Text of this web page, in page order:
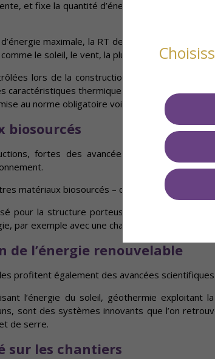
et fixe la quantité d’énergie maximale que
d’énergie maximale, la RT demande également
le soleil, le vent, la pluie… Pour par
lors de la construction de tout nouveau
caractéristiques thermiques permet une totale
au norme obligatoire voire obligation de
biosourcés
fortes des avancées techniques,
matériaux biosourcés – c’est-à-dire qui
pour la structure porteuse, la charpente, la
par exemple avec une chaudière alimentée à
de l’énergie renouvelable
profitent également des avancées
l’énergie du soleil, géothermie
sont des systèmes innovants que l’on
de serre.
sur les chantiers